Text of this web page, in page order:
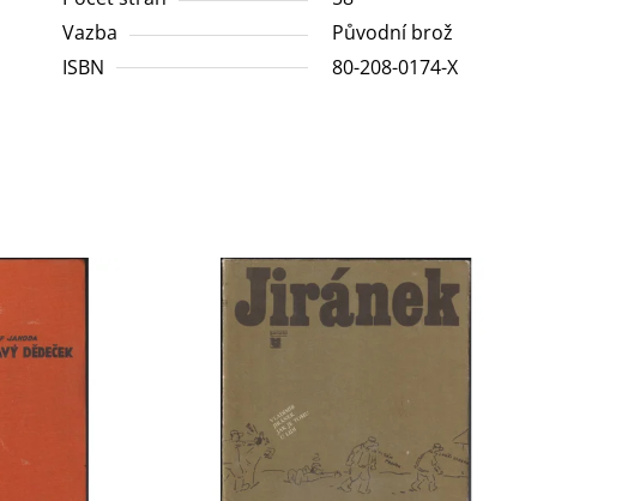
Vazba
Původní brož
ISBN
80-208-0174-X